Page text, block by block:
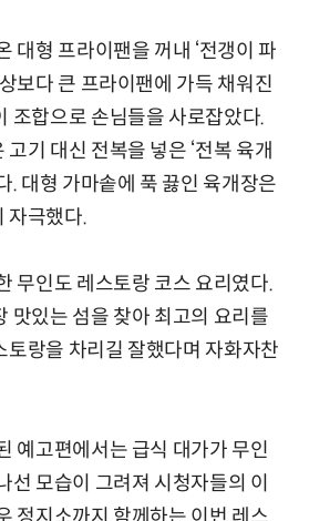
대형 프라이팬을 꺼내 ‘전갱이 파
보다 큰 프라이팬에 가득 채워진
조합으로 손님들을 사로잡았다.
기 대신 전복을 넣은 ‘전복 육개
. 대형 가마솥에 푹 끓인 육개장은
자극했다.
무인도 레스토랑 코스 요리였다.
맛있는 섬을 찾아 최고의 요리를
토랑을 차리길 잘했다며 자화자찬
예고편에서는 급식 대가가 무인
선 모습이 그려져 시청자들의 이